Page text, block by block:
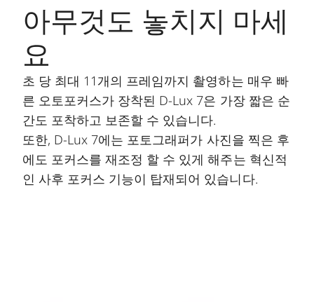
아무것도 놓치지 마세
요
초 당 최대 11개의 프레임까지 촬영하는 매우 빠
른 오토포커스가 장착된 D-Lux 7은 가장 짧은 순
간도 포착하고 보존할 수 있습니다.
또한, D-Lux 7에는 포토그래퍼가 사진을 찍은 후
에도 포커스를 재조정 할 수 있게 해주는 혁신적
인 사후 포커스 기능이 탑재되어 있습니다.